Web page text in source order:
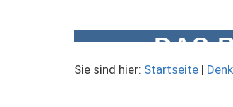
DAS
Sie sind hier: Startseite|